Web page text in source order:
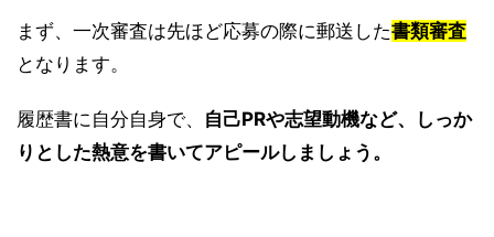
まず、一次審査は先ほど応募の際に郵送した書類審査
となります。
履歴書に自分自身で、 自己PRや志望動機など、しっか
りとした熱意を書いてアピールしましょう。